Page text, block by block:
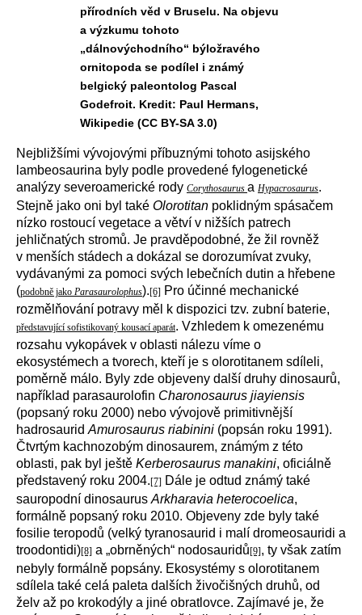
přírodních věd v Bruselu. Na objevu
a výzkumu tohoto
„dálnovýchodního“ býložravého
ornitopoda se podílel i známý
belgický paleontolog Pascal
Godefroit. Kredit: Paul Hermans,
Wikipedie (CC BY-SA 3.0)
Nejbližšími vývojovými příbuznými tohoto asijského
lambeosaurina byly podle provedené fylogenetické
analýzy severoamerické rody Corythosaurus a Hypacrosaurus.
Stejně jako oni byl také Olorotitan poklidným spásačem
nízko rostoucí vegetace a větví v nižších patrech
jehličnatých stromů. Je pravděpodobné, že žil rovněž
v menších stádech a dokázal se dorozumívat zvuky,
vydávanými za pomoci svých lebečních dutin a hřebene
(podobně jako Parasaurolophus).[6] Pro účinné mechanické
rozmělňování potravy měl k dispozici tzv. zubní baterie,
představující sofistikovaný kousací aparát. Vzhledem k omezenému
rozsahu vykopávek v oblasti nálezu víme o
ekosystémech a tvorech, kteří je s olorotitanem sdíleli,
poměrně málo. Byly zde objeveny další druhy dinosaurů,
například parasaurolofin Charonosaurus jiayiensis
(popsaný roku 2000) nebo vývojově primitivnější
hadrosaurid Amurosaurus riabinini (popsán roku 1991).
Čtvrtým kachnozobým dinosaurem, známým z této
oblasti, pak byl ještě Kerberosaurus manakini, oficiálně
představený roku 2004.[7] Dále je odtud známý také
sauropodní dinosaurus Arkharavia heterocoelica,
formálně popsaný roku 2010. Objeveny zde byly také
fosilie teropodů (velký tyranosaurid i malí dromeosauridi a
troodontidi)[8] a „obrněných“ nodosauridů[9], ty však zatím
nebyly formálně popsány. Ekosystémy s olorotitanem
sdílela také celá paleta dalších živočišných druhů, od
želv až po krokodýly a jiné obratlovce. Zajímavé je, že